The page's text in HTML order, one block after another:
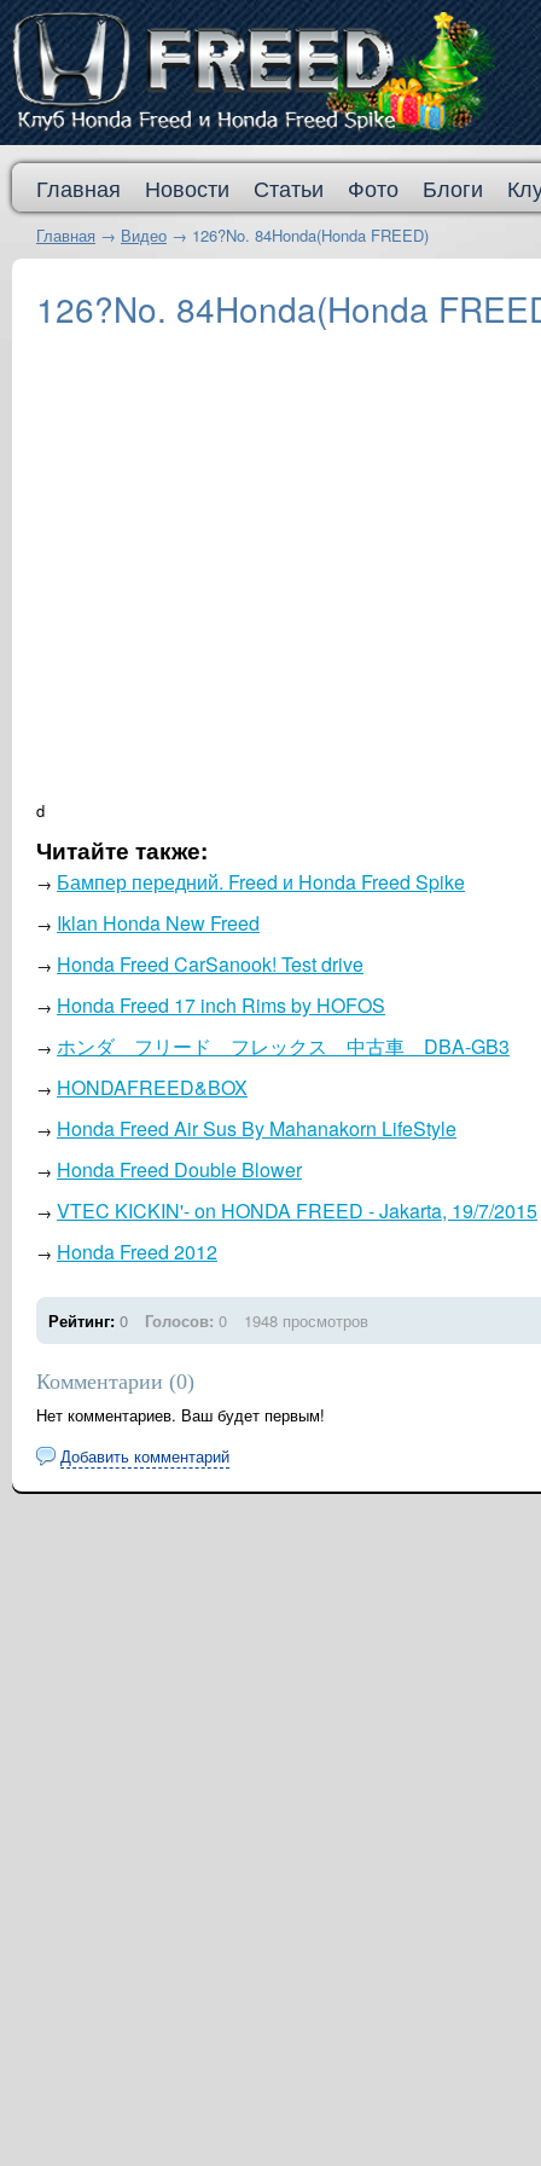
Главная Новости Статьи Фото Блоги
Главная → Видео → 126?No. 84Honda(Honda FREED)
126?No. 84Honda(Honda
d
Читайте также:
→ Бампер передний. Freed и Honda Freed Spike
→ Iklan Honda New Freed
→ Honda Freed CarSanook! Test drive
→ Honda Freed 17 inch Rims by HOFOS
→ ホンダ フリード フレックス 中古車 DBA-GB3
→ HONDAFREED&BOX
→ Honda Freed Air Sus By Mahanakorn LifeStyle
→ Honda Freed Double Blower
→ VTEC KICKIN'- on HONDA FREED - Jakarta, 19/7/2015
→ Honda Freed 2012
Рейтинг: 0 Голосов: 0 1948 просмотров
Комментарии (0)
Нет комментариев. Ваш будет первым!
Добавить комментарий